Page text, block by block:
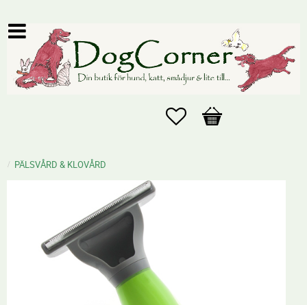
Favoriter
Kundvagn
PÄLSVÅRD & KLOVÅRD